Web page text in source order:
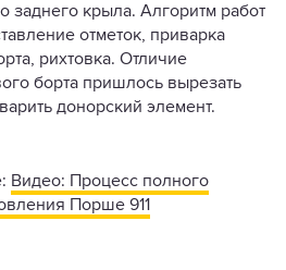
заднего крыла. Алгоритм работ
отметок, приварка
рихтовка. Отличие
борта пришлось вырезать
донорский элемент.
Видео: Процесс полного
Порше 911